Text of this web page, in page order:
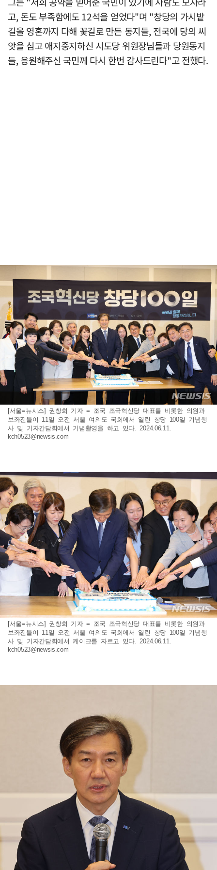
고, 돈도 부족함에도 12석을 얻었다"며 "창당의 가시밭
길을 영혼까지 다해 꽃길로 만든 동지들, 전국에 당의 씨
앗을 심고 애지중지하신 시도당 위원장님들과 당원동지
들, 응원해주신 국민께 다시 한번 감사드린다"고 전했다.
[서울=뉴시스] 권창회 기자 = 조국 조국혁신당 대표를 비롯한 의원과
보좌진들이 11일 오전 서울 여의도 국회에서 열린 창당 100일 기념행
사 및 기자간담회에서 기념촬영을 하고 있다. 2024.06.11.
kch0523@newsis.com
[서울=뉴시스] 권창회 기자 = 조국 조국혁신당 대표를 비롯한 의원과
보좌진들이 11일 오전 서울 여의도 국회에서 열린 창당 100일 기념행
사 및 기자간담회에서 케이크를 자르고 있다. 2024.06.11.
kch0523@newsis.com